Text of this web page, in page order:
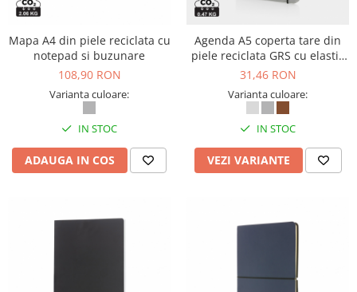
Mapa A4 din piele reciclata cu
notepad si buzunare
108,90 RON
Varianta culoare:
IN STOC
ADAUGA IN COS
Agenda A5 coperta tare din
piele reciclata GRS cu elastic
si suport pentru pix
31,46 RON
Varianta culoare:
IN STOC
VEZI VARIANTE